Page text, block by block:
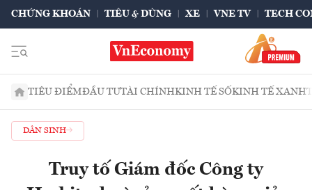
CHỨNG KHOÁN TIÊU & DÙNG XE VNE TV TECH
TIÊU ĐIỂMĐẦU TƯTÀI CHÍNHKINH TẾ SỐKINH TẾ XANH
DÂN SINH
Truy tố Giám đốc Công ty